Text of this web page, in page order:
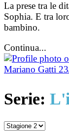
La prese tra le
Sophia. E tra
bambino.
Continua...
Mariano Gatti
Serie: